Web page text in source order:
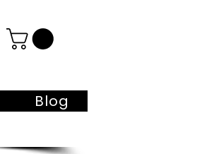
Blog